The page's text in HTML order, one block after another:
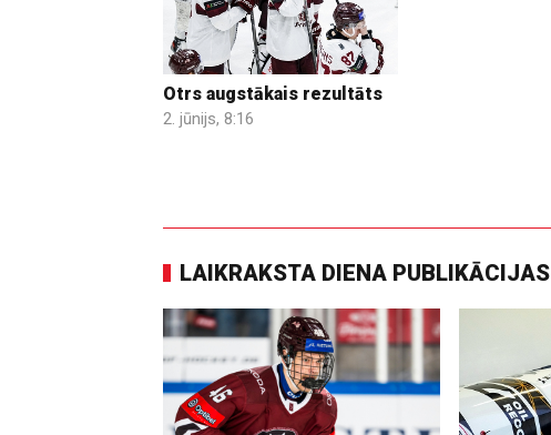
Otrs augstākais rezultāts
2. jūnijs, 8:16
LAIKRAKSTA DIENA PUBLIKĀCIJAS